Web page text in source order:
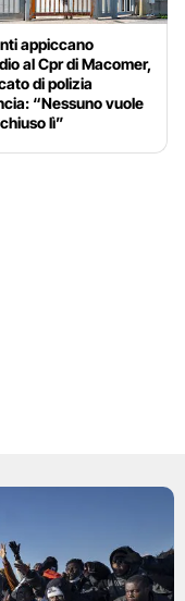
appiccano
al Cpr di Macomer,
di polizia
“Nessuno vuole
lì”